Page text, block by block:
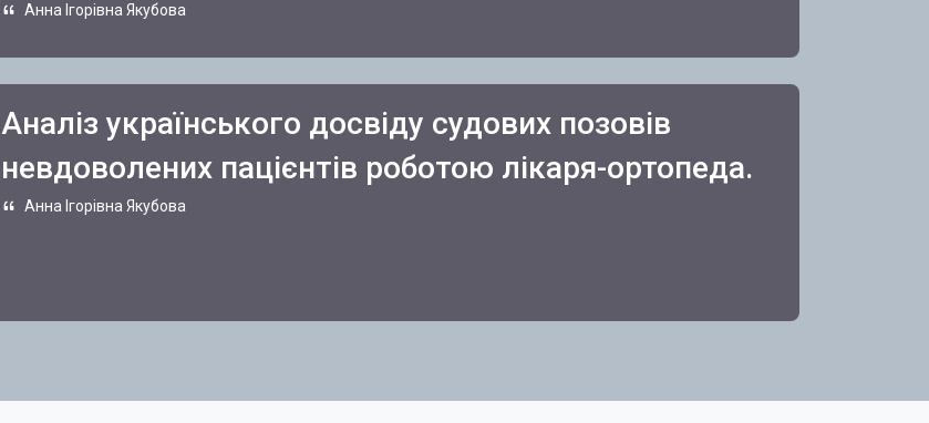
Анна Ігорівна Якубова
Аналіз українського досвіду судових позовів
невдоволених пацієнтів роботою лікаря-ортопеда.
Анна Ігорівна Якубова